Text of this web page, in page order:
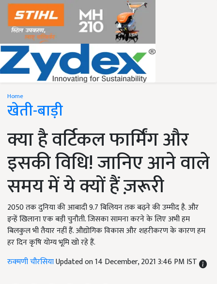
Home
खेती-बाड़ी
क्या है वर्टिकल फार्मिंग और
इसकी विधि! जानिए आने वाले
समय में ये क्यों हैं ज़रूरी
2050 तक दुनिया की आबादी 9.7 बिलियन तक बढ़ने की उम्मीद है. और
इन्हें खिलाना एक बड़ी चुनौती. जिसका सामना करने के लिए अभी हम
बिलकुल भी तैयार नहीं हैं. औद्योगिक विकास और शहरीकरण के कारण हम
हर दिन कृषि योग्य भूमि खो रहे हैं.
रुक्मणी चौरसियाUpdated on 14 December, 2021 3:46 PM IST